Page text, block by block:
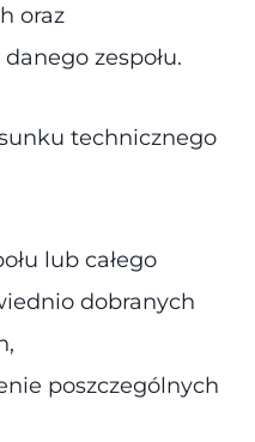
oraz
zespołu​.
technicznego
lub całego
dobranych
poszczególnych